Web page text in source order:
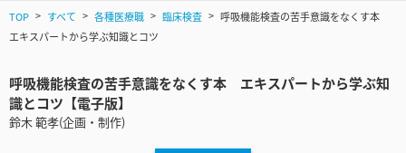
TOP すべて 各種医療職 臨床検査
呼吸機能検査の苦手意識をなくす本
エキスパートから学ぶ知識とコツ
呼吸機能検査の苦手意識をなくす本 エキスパートから学ぶ知
識とコツ【電子版】
鈴木 範孝(企画・制作)